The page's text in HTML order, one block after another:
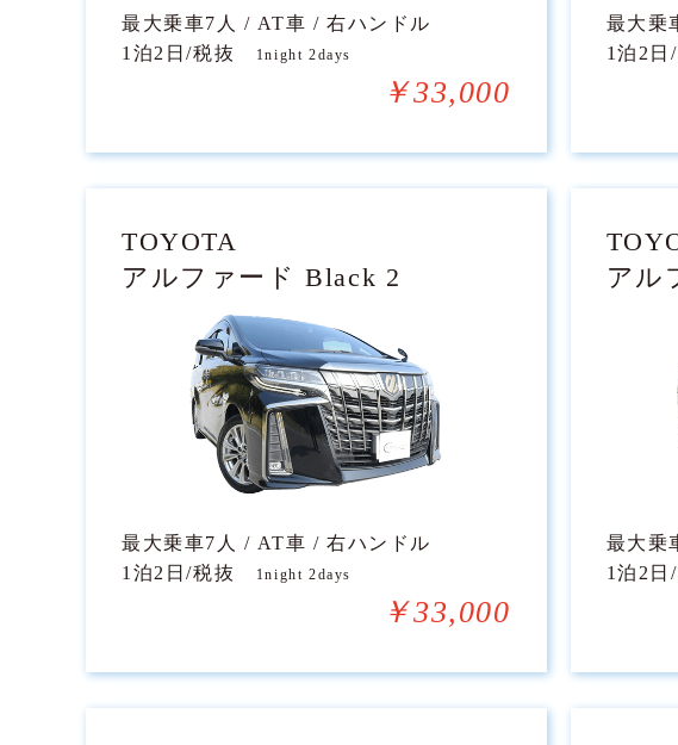
最大乗車7人 / AT車 / 右ハンドル
1泊2日/税抜
1night 2days
￥33,000
最大乗
1泊2
TOYOTA
アルファード Black 2
最大乗車7人 / AT車 / 右ハンドル
1泊2日/税抜
1night 2days
￥33,000
アル
最大乗
1泊2